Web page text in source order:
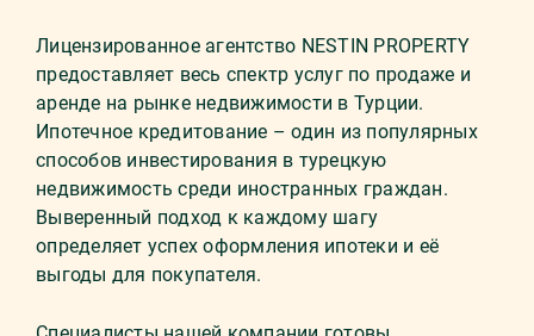
Лицензированное агентство NESTIN PROPERTY
предоставляет весь спектр услуг по продаже и
аренде на рынке недвижимости в Турции.
Ипотечное кредитование – один из популярных
способов инвестирования в турецкую
недвижимость среди иностранных граждан.
Выверенный подход к каждому шагу
определяет успех оформления ипотеки и её
выгоды для покупателя.